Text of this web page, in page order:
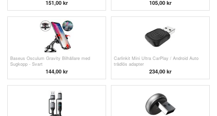
151,00 kr 105,00 kr
Baseus Osculum Gravity Bilhållare med
Sugkopp - Svart
144,00 kr
Carlinkit Mini Ultra CarPlay / Android Auto
trådlös adapter
234,00 kr